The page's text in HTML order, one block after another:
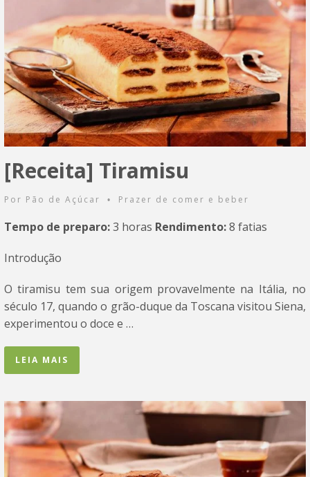
[Receita] Tiramisu
Por Pão de Açúcar • Prazer de comer e beber
Tempo de preparo:3 horas Rendimento:8 fatias
Introdução
O tiramisu tem sua origem provavelmente na Itália, no
século 17, quando o grão-duque da Toscana visitou Siena,
experimentou o doce e …
LEIA MAIS